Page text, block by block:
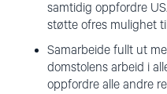
samtidig oppfordre
støtte ofres mulighet
Samarbeide fullt ut
domstolens arbeid i
oppfordre alle andre